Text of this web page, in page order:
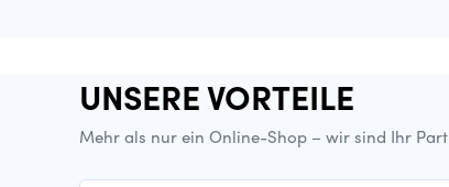
UNSERE VORTEILE
Mehr als nur ein Online-Shop – wir sind Ihr